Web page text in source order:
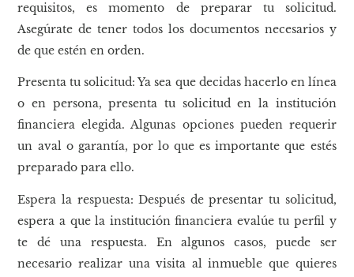
requisitos, es momento de preparar tu solicitud.
Asegúrate de tener todos los documentos necesarios y
de que estén en orden.
Presenta tu solicitud: Ya sea que decidas hacerlo en línea
o en persona, presenta tu solicitud en la institución
financiera elegida. Algunas opciones pueden requerir
un aval o garantía, por lo que es importante que estés
preparado para ello.
Espera la respuesta: Después de presentar tu solicitud,
espera a que la institución financiera evalúe tu perfil y
te dé una respuesta. En algunos casos, puede ser
necesario realizar una visita al inmueble que quieres